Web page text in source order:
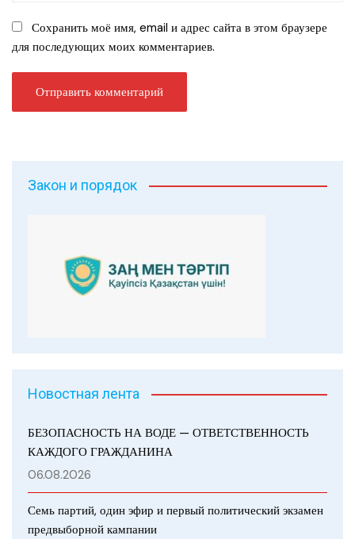
Сохранить моё имя, email и адрес сайта в этом браузере
для последующих моих комментариев.
Закон и порядок
Новостная лента
БЕЗОПАСНОСТЬ НА ВОДЕ — ОТВЕТСТВЕННОСТЬ
КАЖДОГО ГРАЖДАНИНА
06.08.2026
Семь партий, один эфир и первый политический экзамен
предвыборной кампании